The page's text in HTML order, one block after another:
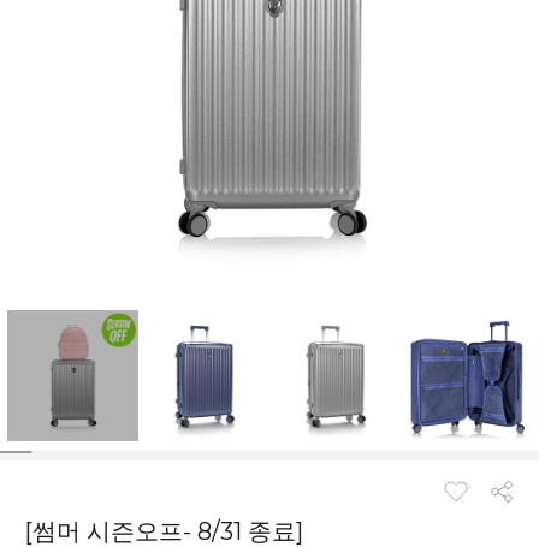
[썸머 시즌오프- 8/31 종료]